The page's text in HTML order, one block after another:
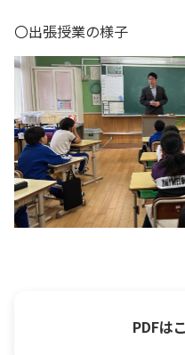
〇出張授業の様子
PDFは